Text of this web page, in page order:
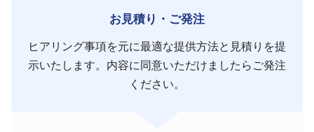
お見積り・ご発注
ヒアリング事項を元に最適な提供方法と見積りを提
示いたします。内容に同意いただけましたらご発注
ください。